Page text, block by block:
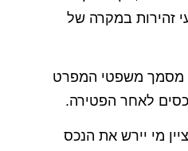
במקרה של
המפרט
הפטירה.
את הנכס